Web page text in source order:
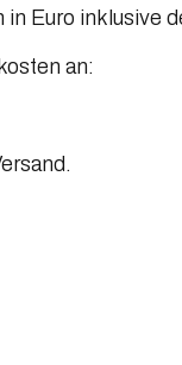
Euro inklusive
an: